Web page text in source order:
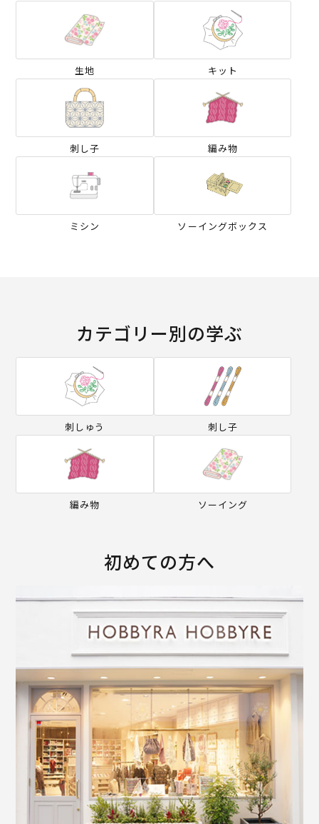
生地 キット
刺し子 編み物
ミシン ソーイングボックス
カテゴリー別の学ぶ
刺しゅう 刺し子
編み物 ソーイング
初めての方へ